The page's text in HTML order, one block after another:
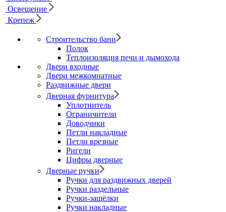
Освещение
Крепеж
Строительство бани
Полок
Теплоизоляция печи и дымохода
Двери входные
Двери межкомнатные
Раздвижные двери
Дверная фурнитура
Уплотнитель
Ограничители
Доводчики
Петли накладные
Петли врезные
Ригели
Цифры дверные
Дверные ручки
Ручки для раздвижных дверей
Ручки раздельные
Ручки-защёлки
Ручки накладные